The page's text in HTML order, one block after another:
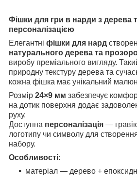
Фішки для гри в нарди з дерева
персоналізацією
Елегантні фішки для нард
натурального дерева та
виробу преміального вигляду.
природну текстуру дерева та
кожна фішка має унікальний
Розмір 24×9 мм забезпечує
на дотик поверхня додає
руху.
Доступна персоналізація —
логотипу чи символу для
набору.
Особливості:
матеріал — дерево +